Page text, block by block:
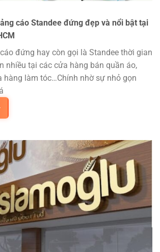
cáo Standee đứng đẹp và nổi bật tại
đứng hay còn gọi là Standee thời gian
nhiều tại các cửa hàng bán quần áo,
hàng làm tóc…Chính nhờ sự nhỏ gọn